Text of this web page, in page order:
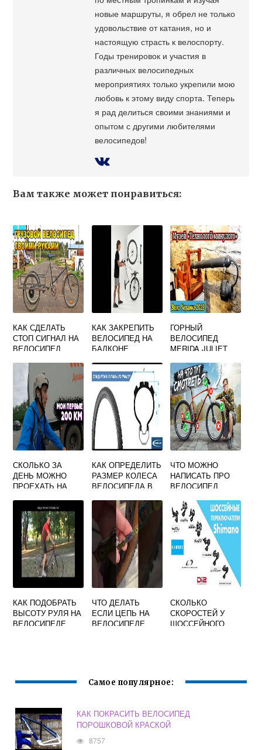
новые маршруты, я обрел не только
удовольствие от катания, но и
настоящую страсть к велоспорту.
Годы тренировок и участия в
различных велосипедных
мероприятиях только укрепили мою
любовь к этому виду спорта. Теперь
я рад делиться своими знаниями и
опытом с другими любителями
велосипедов!
Вам также может понравиться:
КАК СДЕЛАТЬ
СТОП СИГНАЛ НА
ВЕЛОСИПЕД
КАК ЗАКРЕПИТЬ
ВЕЛОСИПЕД НА
БАЛКОНЕ
ГОРНЫЙ
ВЕЛОСИПЕД
MERIDA JULIET
СКОЛЬКО ЗА
ДЕНЬ МОЖНО
ПРОЕХАТЬ НА
КАК ОПРЕДЕЛИТЬ
РАЗМЕР КОЛЕСА
ВЕЛОСИПЕДА В
САНТИМЕТРАХ
ТАБЛИЦА
ЧТО МОЖНО
НАПИСАТЬ ПРО
ВЕЛОСИПЕД
КАК ПОДОБРАТЬ
ВЫСОТУ РУЛЯ НА
ВЕЛОСИПЕДЕ
ЧТО ДЕЛАТЬ
ЕСЛИ ЦЕПЬ НА
ВЕЛОСИПЕДЕ
СКОЛЬКО
СКОРОСТЕЙ У
ШОССЕЙНОГО
Самое популярное:
КАК ПОКРАСИТЬ ВЕЛОСИПЕД
ПОРОШКОВОЙ КРАСКОЙ
8757